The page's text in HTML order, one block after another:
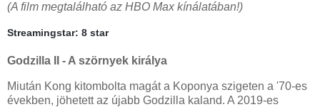
(A film megtalálható az HBO Max kínálatában!)
Streamingstar: 8 star
Godzilla II - A szörnyek királya
Miután Kong kitombolta magát a Koponya szigeten a '70-es
években, jöhetett az újabb Godzilla kaland. A 2019-es